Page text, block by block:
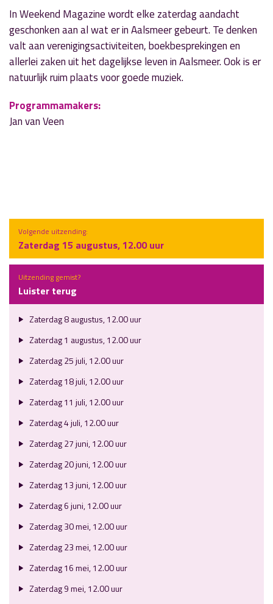
In Weekend Magazine wordt elke zaterdag aandacht
geschonken aan al wat er in Aalsmeer gebeurt. Te denken
valt aan verenigingsactiviteiten, boekbesprekingen en
allerlei zaken uit het dagelijkse leven in Aalsmeer. Ook is er
natuurlijk ruim plaats voor goede muziek.
Programmamakers:
Jan van Veen
Volgende uitzending:
Zaterdag 15 augustus, 12.00 uur
Uitzending gemist?
Luister terug
Zaterdag 8 augustus, 12.00 uur
Zaterdag 1 augustus, 12.00 uur
Zaterdag 25 juli, 12.00 uur
Zaterdag 18 juli, 12.00 uur
Zaterdag 11 juli, 12.00 uur
Zaterdag 4 juli, 12.00 uur
Zaterdag 27 juni, 12.00 uur
Zaterdag 20 juni, 12.00 uur
Zaterdag 13 juni, 12.00 uur
Zaterdag 6 juni, 12.00 uur
Zaterdag 30 mei, 12.00 uur
Zaterdag 23 mei, 12.00 uur
Zaterdag 16 mei, 12.00 uur
Zaterdag 9 mei, 12.00 uur